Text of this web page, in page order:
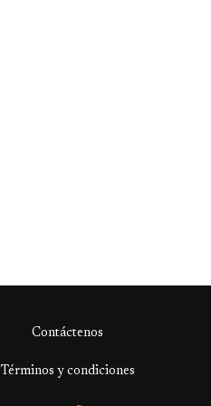
Contáctenos
Términos y condiciones